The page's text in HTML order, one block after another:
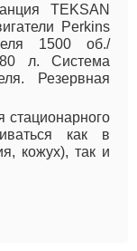
TEKSAN
Perkins
1500 об./
л. Система
Резервная
стационарного
как в
кожух), так и